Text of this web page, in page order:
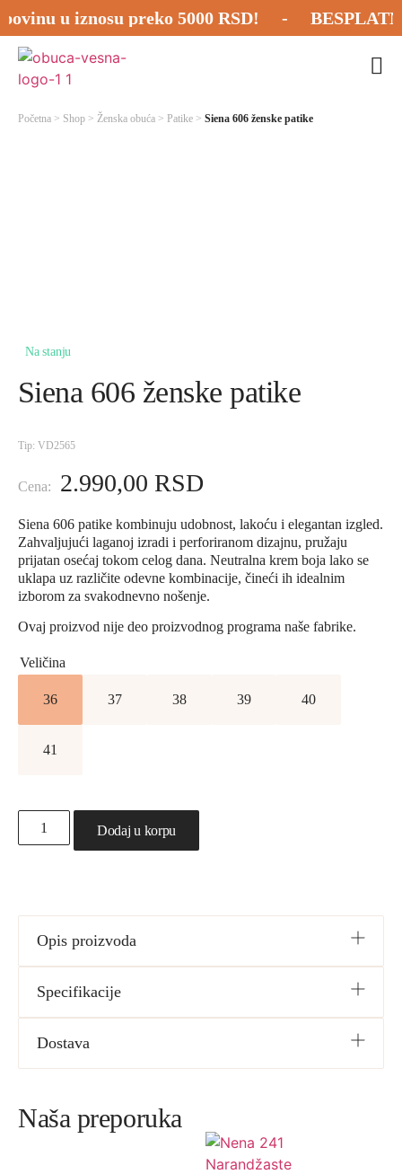
u iznosu preko 5000 RSD! -
Početna > Shop > Ženska obuća > Patike > Siena 606 ženske patike
Na stanju
Siena 606 ženske patike
Tip: VD2565
2.990,00 RSD
Siena 606 patike kombinuju udobnost, lakoću i elegantan izgled.
Zahvaljujući laganoj izradi i perforiranom dizajnu, pružaju
prijatan osećaj tokom celog dana. Neutralna krem boja lako se
uklapa uz različite odevne kombinacije, čineći ih idealnim
izborom za svakodnevno nošenje.
Ovaj proizvod nije deo proizvodnog programa naše fabrike.
Veličina
36 37 38 39 40
41
Dodaj u korpu
Opis proizvoda
Specifikacije
Dostava
Naša preporuka